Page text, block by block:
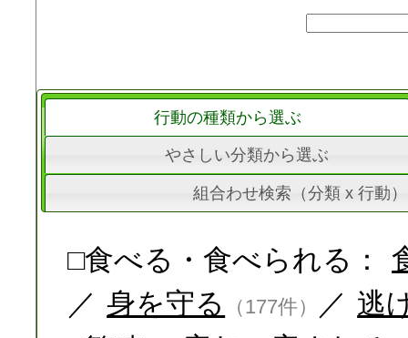
行動の種類から選ぶ
やさしい分類から選ぶ
組合わせ検索（分類 x 行動）
□食べる・食べられる：
／ 身を守る （177件） ／ 逃